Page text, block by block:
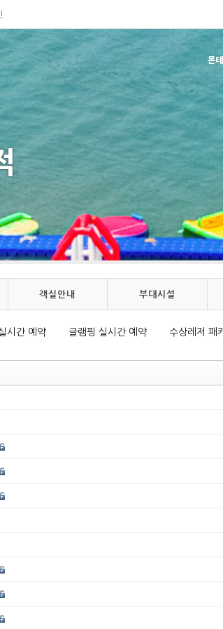
몬
객실안내 부대시설
시간 예약 글램핑 실시간 예약 수상레저 패
치북5